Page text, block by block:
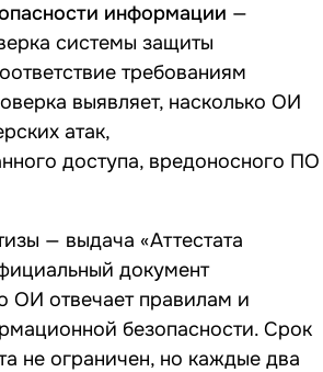
информации —
системы защиты
требованиям
выявляет, насколько ОИ
атак,
доступа, вредоносного ПО
— выдача «Аттестата
документ
ОИ отвечает правилам и
безопасности. Срок
не ограничен, но каждые два